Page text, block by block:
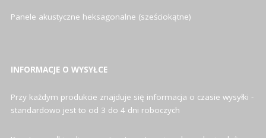
Panele akustyczne heksagonalne (sześciokątne)
INFORMACJE O WYSYŁCE
Przy każdym produkcie znajduje się informacja o czasie wysyłki -
standardowo jest to od 3 do 4 dni roboczych